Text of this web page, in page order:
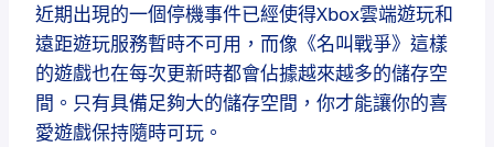
近期出現的一個停機事件已經使得Xbox雲端遊玩和
遠距遊玩服務暫時不可用，而像《名叫戰爭》這樣
的遊戲也在每次更新時都會佔據越來越多的儲存空
間。只有具備足夠大的儲存空間，你才能讓你的喜
愛遊戲保持隨時可玩。